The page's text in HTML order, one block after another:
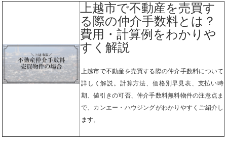
上越市で不動産を売買す
る際の仲介手数料とは？
費用・計算例をわかりや
すく解説
上越市で不動産を売買する際の仲介手数料について
詳しく解説。計算方法、価格別早見表、支払い時
期、値引きの可否、仲介手数料無料物件の注意点ま
で、カンエー・ハウジングがわかりやすくご紹介し
ます。